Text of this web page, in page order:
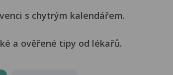
s chytrým kalendářem.
a ověřené tipy od lékařů.